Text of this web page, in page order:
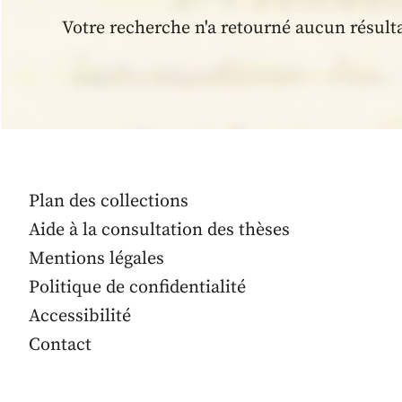
Votre recherche n'a retourné aucun
Plan des collections
Aide à la consultation des thèses
Mentions légales
Politique de confidentialité
Accessibilité
Contact